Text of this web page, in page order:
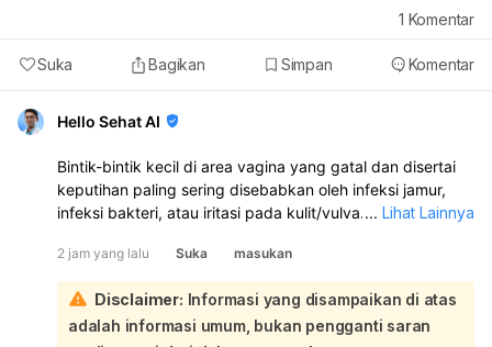
Suka Bagikan Simpan Komentar
1 Komentar
Hello Sehat AI
Bintik-bintik kecil di area vagina yang gatal dan disertai
keputihan paling sering disebabkan oleh infeksi jamur,
infeksi bakteri, atau iritasi pada kulit/vulva. Karena ada
untuk memastikan penyebabnya:
Kalau keputihannya gatal, penyebab yang sering adalah:
Infeksi jamur vagina: biasanya gatal, keputihan putih
kental seperti susu/keju, dan area sekitar bisa
... Lihat Lainnya
2 jam yang lalu Suka masukan
Disclaimer: Informasi yang disampaikan di atas
adalah informasi umum, bukan pengganti saran